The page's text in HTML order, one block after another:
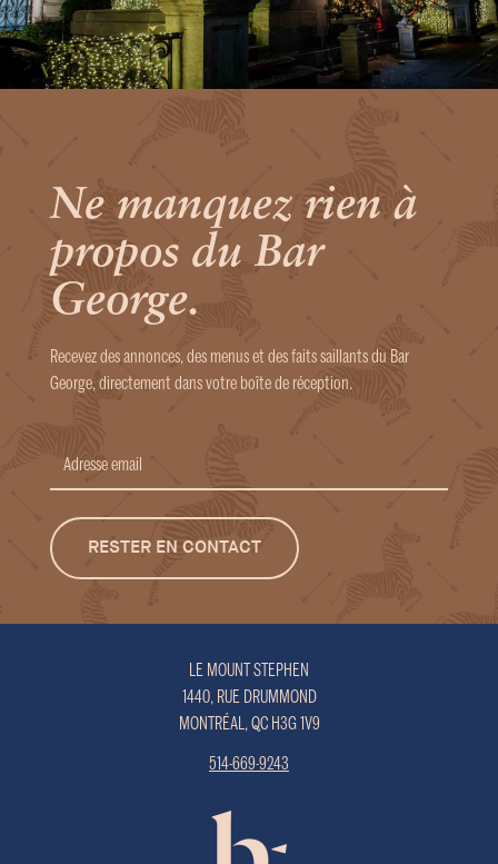
Ne manquez rien à
propos du Bar
George.
Recevez des annonces, des menus et des faits saillants du Bar
George, directement dans votre boîte de réception.
Adresse
LE MOUNT STEPHEN
1440, RUE DRUMMOND
MONTRÉAL, QC H3G 1V9
514-669-9243